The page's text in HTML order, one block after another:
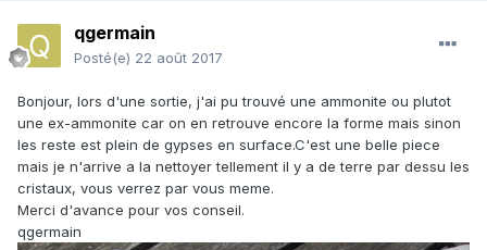
qgermain
Posté(e) 22 août 2017
Bonjour, lors d'une sortie, j'ai pu trouvé une ammonite ou plutot
une ex-ammonite car on en retrouve encore la forme mais sinon
les reste est plein de gypses en surface.C'est une belle piece
mais je n'arrive a la nettoyer tellement il y a de terre par dessu les
cristaux, vous verrez par vous meme.
Merci d'avance pour vos conseil.
qgermain